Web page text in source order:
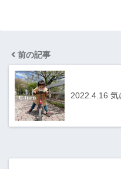
前の記事
2022.4.16 気